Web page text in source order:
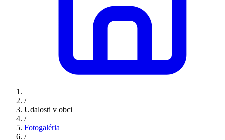
/
Udalosti v obci
/
Fotogaléria
/